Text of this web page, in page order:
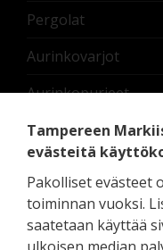
Pergolat
Aurinkovarjot
Aurinkopurjeet
Nostettavat
Terassilämmittimet
Moottorit ja
Pedelux
Tampereen
evästeitä
Pakolliset evästeet
toiminnan vuoksi.
saatetaan käyttää